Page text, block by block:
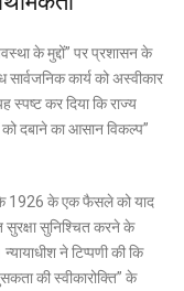
के मुद्दों” पर प्रशासन के
कार्य को अस्वीकार
स्पष्ट कर दिया कि राज्य
दबाने का आसान विकल्प”
के 1926 के एक फैसले को याद
सुरक्षा सुनिश्चित करने के
ने टिप्पणी की कि
की स्वीकारोक्ति” के